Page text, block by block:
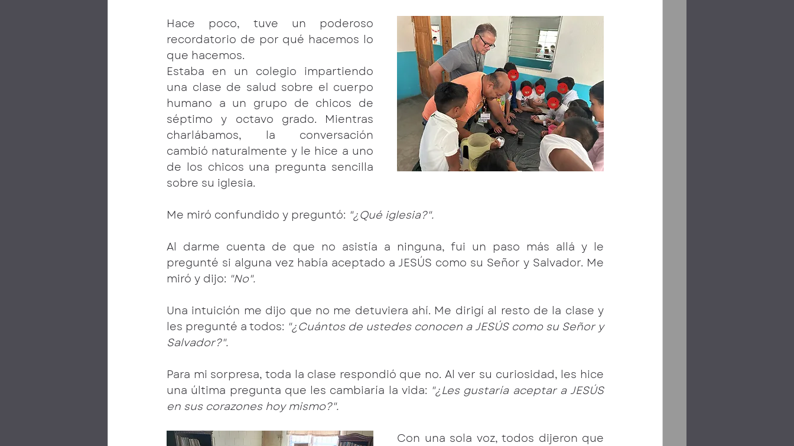
Hace poco, tuve un poderoso
recordatorio de por qué hacemos lo
que hacemos.
Estaba en un colegio impartiendo
una clase de salud sobre el cuerpo
humano a un grupo de chicos de
séptimo y octavo grado. Mientras
charlábamos, la conversación
cambió naturalmente y le hice a uno
de los chicos una pregunta sencilla
sobre su iglesia.
Me miró confundido y preguntó: "¿Qué iglesia?".
Al darme cuenta de que no asistía a ninguna, fui un paso más allá y le
pregunté si alguna vez había aceptado a JESÚS como su Señor y Salvador. Me
miró y dijo: "No".
Una intuición me dijo que no me detuviera ahí. Me dirigí al resto de la clase y
les pregunté a todos: "¿Cuántos de ustedes conocen a JESÚS como su Señor y
Salvador?".
Para mi sorpresa, toda la clase respondió que no. Al ver su curiosidad, les hice
una última pregunta que les cambiaría la vida: "¿Les gustaría aceptar a JESÚS
en sus corazones hoy mismo?".